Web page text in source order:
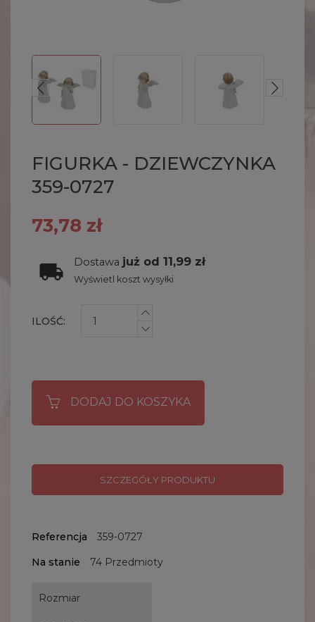
FIGURKA - DZIEWCZYNKA
359-0727
73,78 zł
Dostawa już od 11,99 zł
Wyświetl koszt wysyłki
ILOŚĆ:
DODAJ DO KOSZYKA
SZCZEGÓŁY PRODUKTU
Referencja
359-0727
Na stanie
74 Przedmioty
Rozmiar